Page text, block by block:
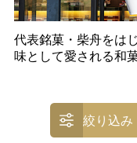
代表銘菓・柴舟をは
味として愛される和
絞り込み